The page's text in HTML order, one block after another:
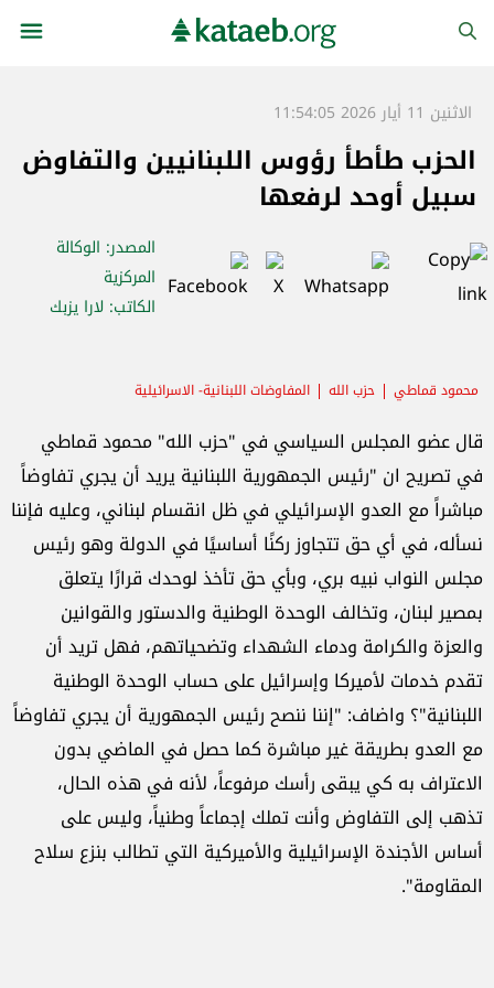
الاثنين 11 أيار 2026 11:54:05
الحزب طأطأ رؤوس اللبنانيين والتفاوض
سبيل أوحد لرفعها
المصدر: الوكالة
المركزية
الكاتب: لارا يزبك
محمود قماطي حزب الله المفاوضات اللبنانية- الاسرائيلية
قال عضو المجلس السياسي في "حزب الله" محمود قماطي
في تصريح ان "رئيس الجمهورية اللبنانية يريد أن يجري تفاوضاً
مباشراً مع العدو الإسرائيلي في ظل انقسام لبناني، وعليه فإننا
نسأله، في أي حق تتجاوز ركنًا أساسيًا في الدولة وهو رئيس
مجلس النواب نبيه بري، وبأي حق تأخذ لوحدك قرارًا يتعلق
بمصير لبنان، وتخالف الوحدة الوطنية والدستور والقوانين
والعزة والكرامة ودماء الشهداء وتضحياتهم، فهل تريد أن
تقدم خدمات لأميركا وإسرائيل على حساب الوحدة الوطنية
اللبنانية"؟ واضاف: "إننا ننصح رئيس الجمهورية أن يجري تفاوضاً
مع العدو بطريقة غير مباشرة كما حصل في الماضي بدون
الاعتراف به كي يبقى رأسك مرفوعاً، لأنه في هذه الحال،
تذهب إلى التفاوض وأنت تملك إجماعاً وطنياً، وليس على
أساس الأجندة الإسرائيلية والأميركية التي تطالب بنزع سلاح
المقاومة".